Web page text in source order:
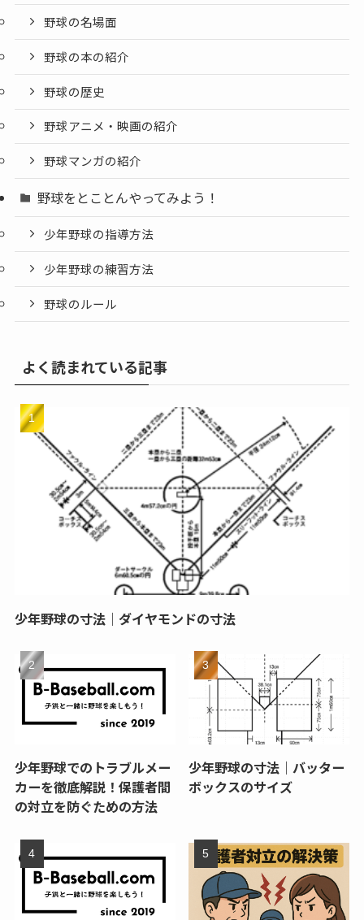
野球の名場面
野球の本の紹介
野球の歴史
野球アニメ・映画の紹介
野球マンガの紹介
野球をとことんやってみよう！
少年野球の指導方法
少年野球の練習方法
野球のルール
よく読まれている記事
少年野球の寸法｜ダイヤモンドの寸法
少年野球でのトラブルメー
カーを徹底解説！保護者間
の対立を防ぐための方法
少年野球の寸法｜バッター
ボックスのサイズ